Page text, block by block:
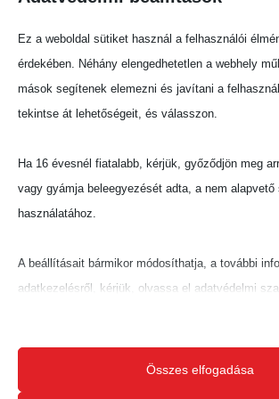
Ez a weboldal sütiket használ a felhasználói
érdekében. Néhány elengedhetetlen a webhely
mások segítenek elemezni és javítani a
tekintse át lehetőségeit, és válasszon.
Ha 16 évesnél fiatalabb, kérjük, győződjön meg
vagy gyámja beleegyezését adta, a nem alapvető
használatához.
A beállításait bármikor módosíthatja, a további
adatkezelésről, kérjük, olvassa el adatvédelmi
Ne feledje, hogy ha bizonyos típusú sütik, vagy
letiltása mellett dönt, az befolyásolhatja a webhely
Összes elfogadása